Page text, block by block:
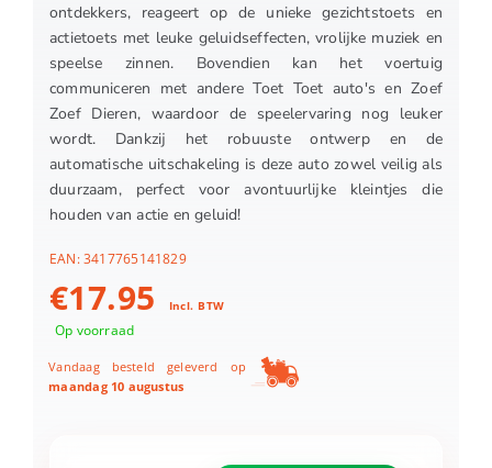
ontdekkers, reageert op de unieke gezichtstoets en
actietoets met leuke geluidseffecten, vrolijke muziek en
speelse zinnen. Bovendien kan het voertuig
communiceren met andere Toet Toet auto's en Zoef
Zoef Dieren, waardoor de speelervaring nog leuker
wordt. Dankzij het robuuste ontwerp en de
automatische uitschakeling is deze auto zowel veilig als
duurzaam, perfect voor avontuurlijke kleintjes die
houden van actie en geluid!
EAN:3417765141829
€17.95 Incl. BTW
Op voorraad
Vandaag besteld geleverd op
maandag 10 augustus